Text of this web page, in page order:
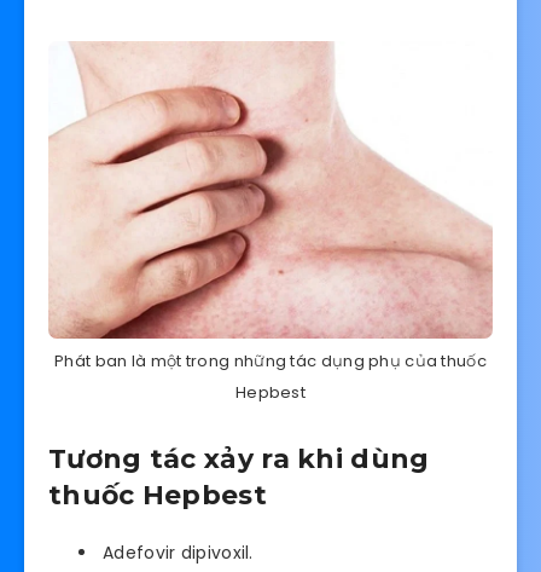
Phát ban là một trong những tác dụng phụ của thuốc
Hepbest
Tương tác xảy ra khi dùng
thuốc Hepbest
Adefovir dipivoxil.